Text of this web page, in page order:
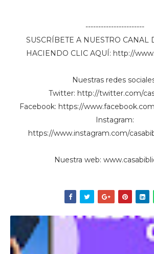
-----------------------
SUSCRÍBETE A NUESTRO CANAL
HACIENDO CLIC AQUÍ: http://
Nuestras redes
Twitter: http://twitter.com/
Facebook: https://
Instagram:
https://www.instagram.com/
Nuestra web: